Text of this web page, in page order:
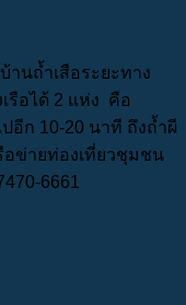
านถ้ำเสือระยะทาง
รือได้ 2 แห่ง คือ
อีก 10-20 นาที ถึงถ้ำผี
อข่ายท่องเที่ยวชุมชน
6661